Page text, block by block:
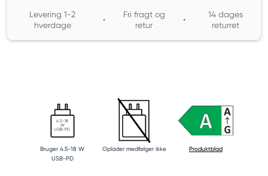
Levering 1-2
hverdage
•
Fri fragt og
retur
•
14 dages
returret
4.5-18
W
USB-PD
Bruger 4.5-18 W
USB-PD
Oplader medfølger ikke Produktblad